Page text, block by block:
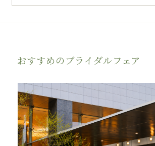
える相談会です。
おすすめのブライダルフェア